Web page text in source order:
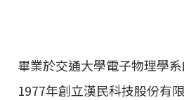
畢業於交通大學電子物理學
1977年創立漢民科技股份有